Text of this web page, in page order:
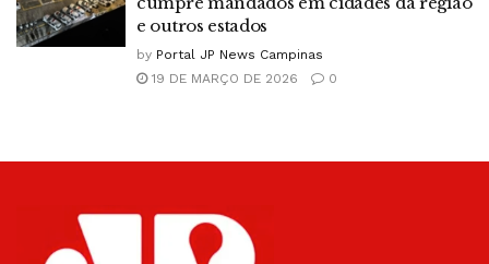
e outros estados
by Portal JP News Campinas
19 DE MARÇO DE 2026
0